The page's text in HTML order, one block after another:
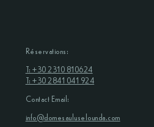
Réservations:
T: +30 2310 810624
T: +30 2841 041 924
Contact Email:
info@domesauluselounda.com